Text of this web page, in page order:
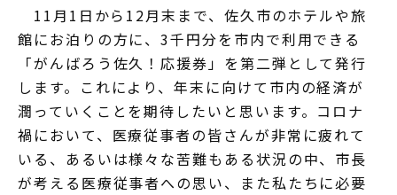
11月1日から12月末まで、佐久市のホテルや旅
館にお泊りの方に、3千円分を市内で利用できる
「がんばろう佐久！応援券」を第二弾として発行
します。これにより、年末に向けて市内の経済が
潤っていくことを期待したいと思います。コロナ
禍において、医療従事者の皆さんが非常に疲れて
いる、あるいは様々な苦難もある状況の中、市長
が考える医療従事者への思い、また私たちに必要